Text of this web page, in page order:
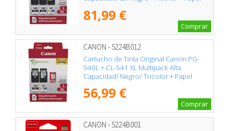
81,99 €
Comprar
CANON - 5224B012
Cartucho de Tinta Original Canon PG-
540L + CL-541 XL Multipack Alta
Capacidad/ Negro/ Tricolor + Papel
56,99 €
Comprar
CANON - 5224B001